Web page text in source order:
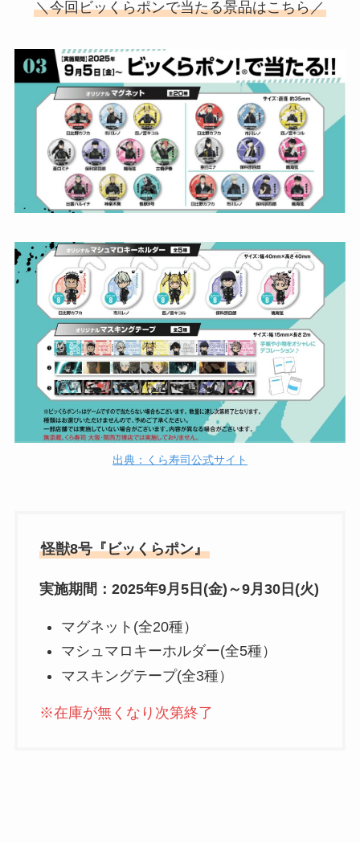
＼今回ビッくらポンで当たる景品はこちら／
出典：くら寿司公式サイト
怪獣8号『ビッくらポン』
実施期間：2025年9月5日(金)～9月30日(火)
マグネット(全20種）
マシュマロキーホルダー(全5種）
マスキングテープ(全3種）
※在庫が無くなり次第終了